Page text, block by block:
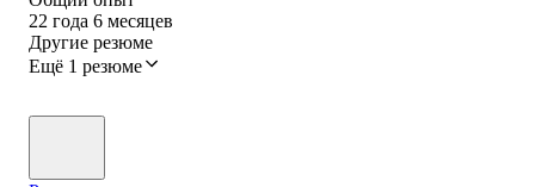
22 года 6 месяцев
Другие резюме
Ещё 1 резюме